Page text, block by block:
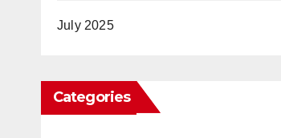
July 2025
Categories